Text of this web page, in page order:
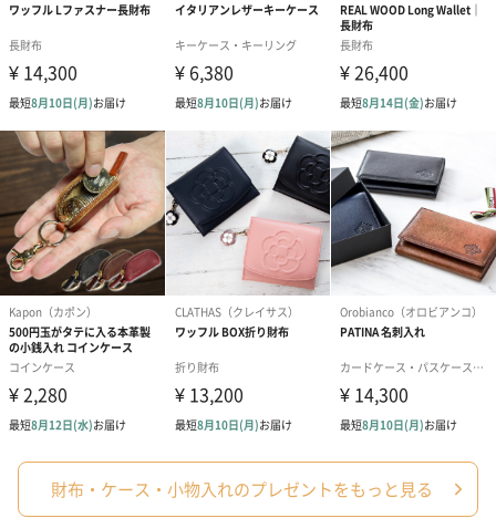
商品オプション情報
お届けボックスオプション
配送用のダンボールを装飾いたします。お相手のご住所に直接お
送りする際に人気のオプションです。お相手に直接手渡しする場
合は、紙袋との併用もおすすめです。
ダンボール装飾（ひま
わり）（720円）
ダンボール装飾（チュ
ーリップ）（720円）
ダンボール装
イトピンク×
ト）（580円）
財布・ケース・小物入れのプレゼントをもっと見る